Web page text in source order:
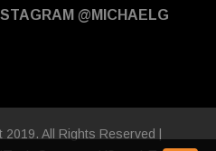
@MICHAELG
All Rights Reserved |